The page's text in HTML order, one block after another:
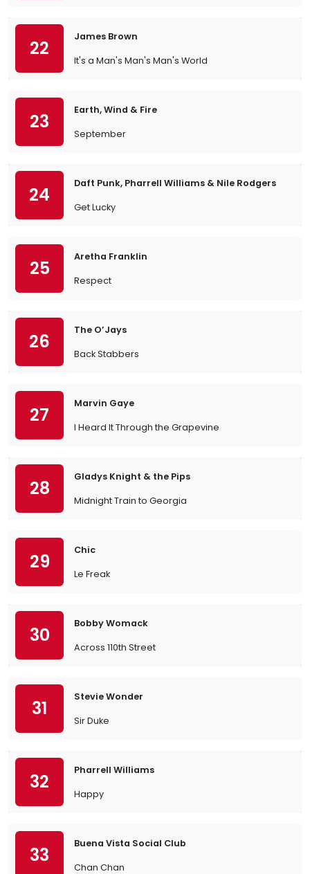
22
James Brown
It's a Man's Man's Man's World
23
Earth, Wind & Fire
September
24
Daft Punk, Pharrell Williams & Nile Rodgers
Get Lucky
25
Aretha Franklin
Respect
26
The O’Jays
Back Stabbers
27
Marvin Gaye
I Heard It Through the Grapevine
28
Gladys Knight & the Pips
Midnight Train to Georgia
29
Chic
Le Freak
30
Bobby Womack
Across 110th Street
31
Stevie Wonder
Sir Duke
32
Pharrell Williams
Happy
33
Buena Vista Social Club
Chan Chan